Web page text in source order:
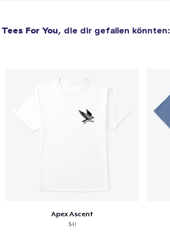
For You, die dir gefallen könnten:
Apex Ascent
$41